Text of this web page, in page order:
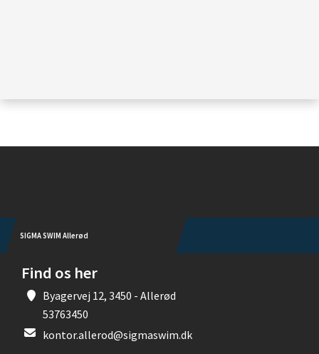
SIGMA SWIM Allerød
Find os her
Byagervej 12, 3450 - Allerød
53763450
kontor.allerod@sigmaswim.dk